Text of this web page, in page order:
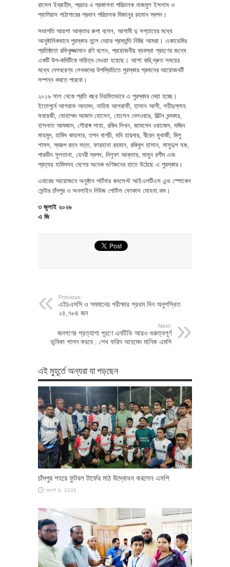
রাসেল ইব্রাহীম, প্রচার ও প্রকাশনা পরিচালক নাজমুল ইসলাম ও
প্যাপিরাস পাঠাগারের প্রধান পরিচালক মিজানুর রহমান স্বপন।
সভাপতি আয়শা আক্তার রুপা বলেন, আগামী দু সপ্তাহের মধ্যে
আনুষ্ঠানিকভাবে পুরস্কার তুলে দেয়ার প্রস্তুতি নিচ্ছি আমরা। একাডেমির
প্রতিষ্ঠাতা রফিকুজ্জামান রণি বলেন, প্রয়োজনীয় ব্যবস্থা গ্রহণের জন্যে
একটি উপ-কমিটিকে দায়িত্ব দেওয়া হয়েছে। আশা করি,দ্রুত সময়ের
মধ্যে দেশবরেণ্য লেখকদের উপস্থিতিতে পুরস্কার প্রদানের আয়োজনটি
সম্পন্ন করতে পারবো।
২০১৯ সাল থেকে প্রতি বছর নিয়মিতভাবে এ পুরস্কার দেয়া হচ্ছে।
ইতোপূর্বে আশরাফ আহমদ, নাহিদা আশরাফী, হাসান আলী, শহীদুল্লাহ
ফরায়জী, মোহাম্মদ আজাদ হোসেন, হোসেন দেলওয়ার, মিল্টন খন্দকার,
হাসনাত আমজাদ, গৌরাঙ্গ সাহা, রকিব লিখন, জামসেদ ওয়াজেদ, মজিদ
মাহমুদ, হামিদ কায়সার, তপন বাগচী, মনি হায়দার, বীরেন মুখার্জী, মিলু
শামস, স্বরূপ রতন দত্ত, ফারহানা রহমান, রকিবুল হাসান, মাসুদুল হক,
পারভীন সুলতানা, হেনরী স্বপন, নিলুফা আক্তার, মামুন রশীদ এবং
প্রত্যয় হামিদসহ দেশের অনেক গুণিজনের হাতে উঠেছে এ পুরস্কার।
এবারের আয়োজনে অনুষ্ঠান পার্টনার কনসেপ্ট আইএলটিএস এন্ড স্পোকেন
সেন্টার চাঁদপুর ও অনলাইন নিউজ পোর্টাল ফোকাস মোহনা.কম।
৩ জুলাই ২০২৬
এ জি
Previous:
এইচএসসি ও সমমানের পরীক্ষার প্রথম দিন অনুপস্থিত
২৪,৭৮৪ জন
Next:
জনগণের প্রত্যাশা পূরণে এনটিভি আরও গুরুত্বপূর্ণ
ভূমিকা পালন করবে : শেখ ফরিদ আহমেদ মানিক এমপি
এই মুহূর্তে অন্যরা যা পড়ছেন
চাঁদপুর শহরে ফুটবল টার্ফের মাঠ উদ্বোধন করলেন এমপি
আগস্ট 6, 2026